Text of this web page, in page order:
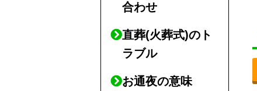
合わせ
直葬(火葬式)のト
ラブル
お通夜の意味